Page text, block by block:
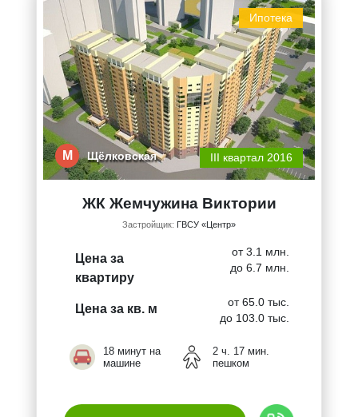
Ипотека
М Щёлковская III квартал 2016
ЖК Жемчужина Виктории
Застройщик: ГВСУ «Центр»
Цена за
квартиру
от 3.1 млн.
до 6.7 млн.
Цена за кв. м
от 65.0 тыс.
до 103.0 тыс.
18 минут на
машине
2 ч. 17 мин.
пешком